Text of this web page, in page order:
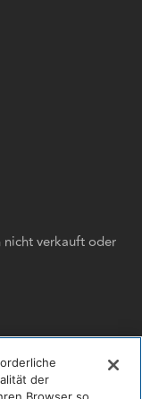
verkauft oder
der